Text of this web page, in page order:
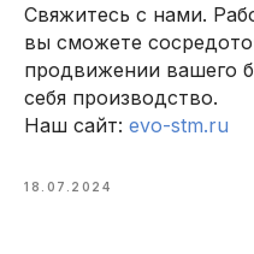
Свяжитесь с нами.
вы сможете
продвижении вашего
себя производство.
Наш сайт: evo-stm.ru
18.07.2024